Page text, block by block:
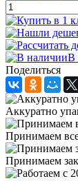
В
Поделиться
Аккуратно
Принимаем
Принимаем